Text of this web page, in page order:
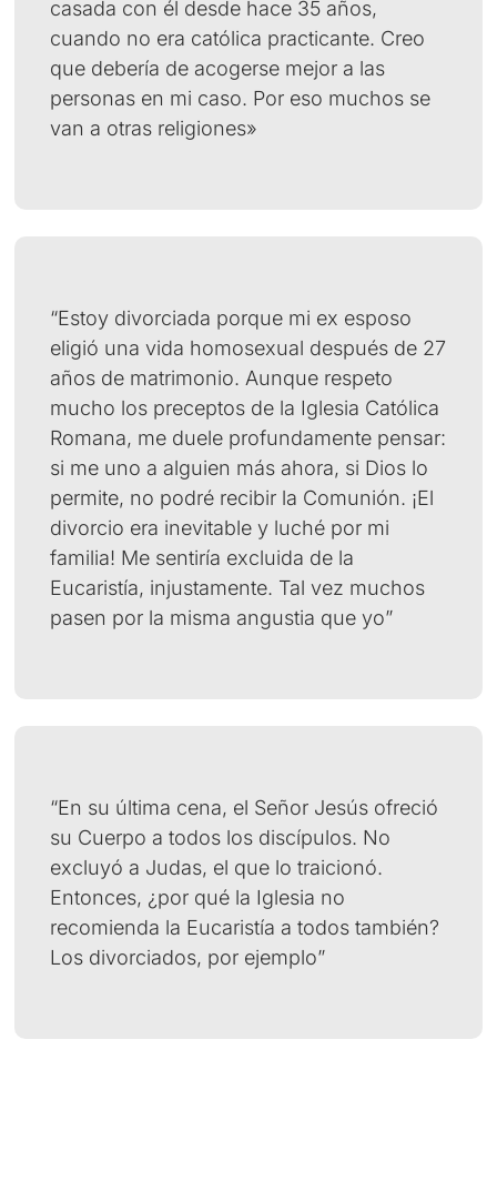
casada con él desde hace 35 años,
cuando no era católica practicante. Creo
que debería de acogerse mejor a las
personas en mi caso. Por eso muchos se
van a otras religiones»
“Estoy divorciada porque mi ex esposo
eligió una vida homosexual después de 27
años de matrimonio. Aunque respeto
mucho los preceptos de la Iglesia Católica
Romana, me duele profundamente pensar:
si me uno a alguien más ahora, si Dios lo
permite, no podré recibir la Comunión. ¡El
divorcio era inevitable y luché por mi
familia! Me sentiría excluida de la
Eucaristía, injustamente. Tal vez muchos
pasen por la misma angustia que yo”
“En su última cena, el Señor Jesús ofreció
su Cuerpo a todos los discípulos. No
excluyó a Judas, el que lo traicionó.
Entonces, ¿por qué la Iglesia no
recomienda la Eucaristía a todos también?
Los divorciados, por ejemplo”